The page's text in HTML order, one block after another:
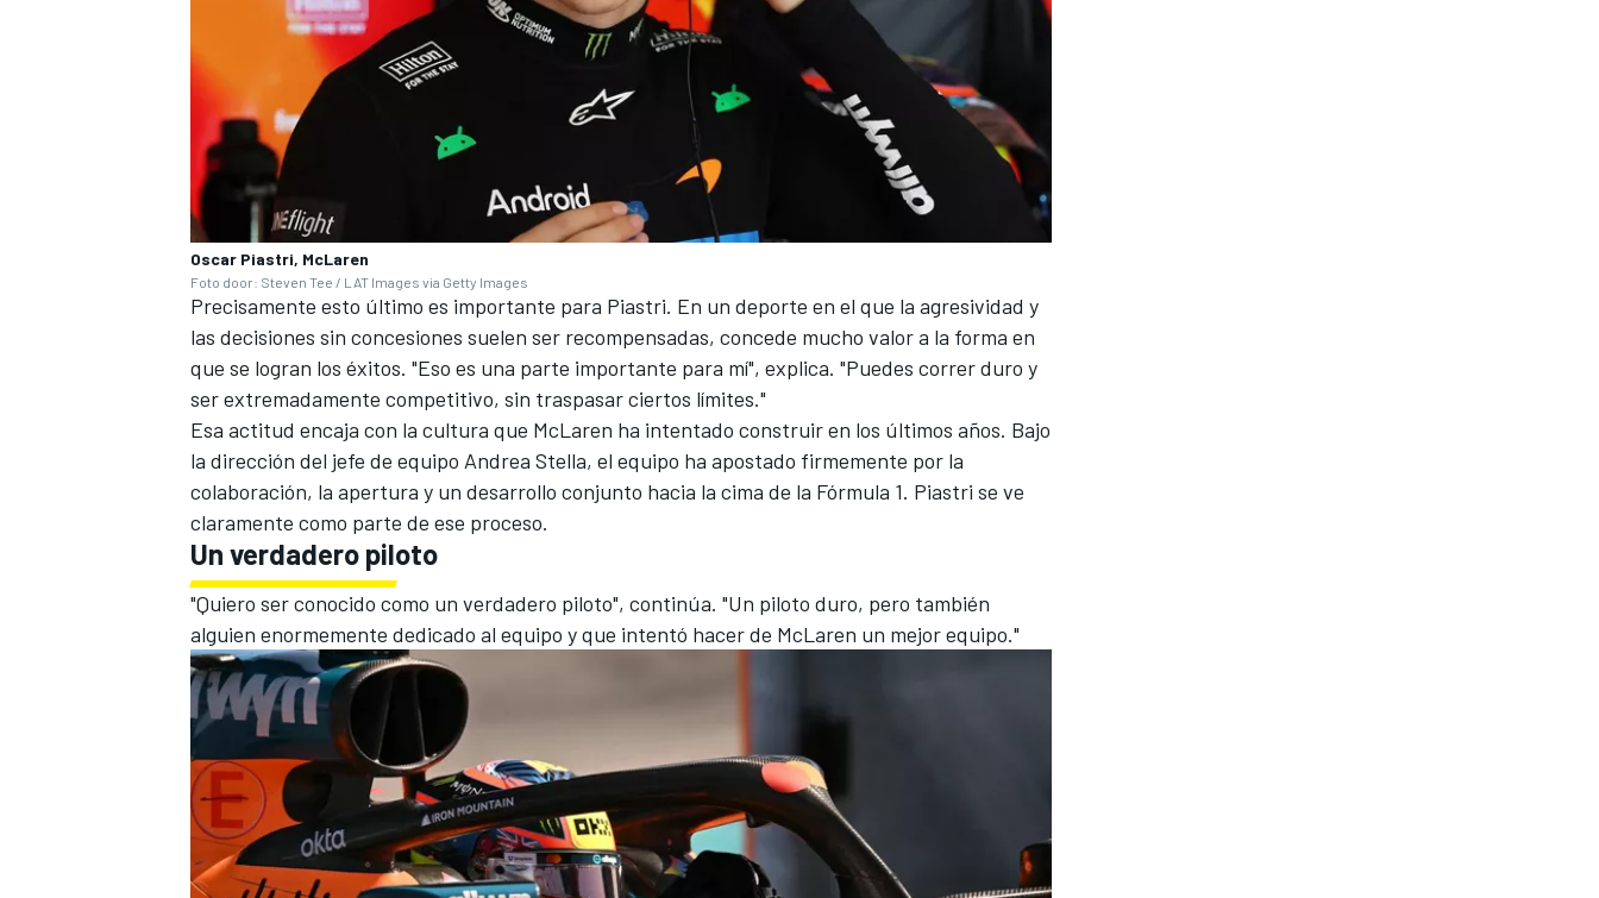
Oscar Piastri, McLaren
Foto door: Steven Tee / LAT Images via Getty Images
Precisamente esto último es importante para Piastri. En un deporte en el que la agresividad y
las decisiones sin concesiones suelen ser recompensadas, concede mucho valor a la forma en
que se logran los éxitos. "Eso es una parte importante para mí", explica. "Puedes correr duro y
ser extremadamente competitivo, sin traspasar ciertos límites."
Esa actitud encaja con la cultura que McLaren ha intentado construir en los últimos años. Bajo
la dirección del jefe de equipo Andrea Stella, el equipo ha apostado firmemente por la
colaboración, la apertura y un desarrollo conjunto hacia la cima de la Fórmula 1. Piastri se ve
claramente como parte de ese proceso.
Un verdadero piloto
"Quiero ser conocido como un verdadero piloto", continúa. "Un piloto duro, pero también
alguien enormemente dedicado al equipo y que intentó hacer de McLaren un mejor equipo."